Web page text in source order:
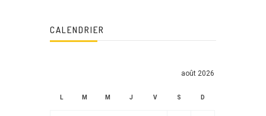
CALENDRIER
août 2026
L M M J V S D